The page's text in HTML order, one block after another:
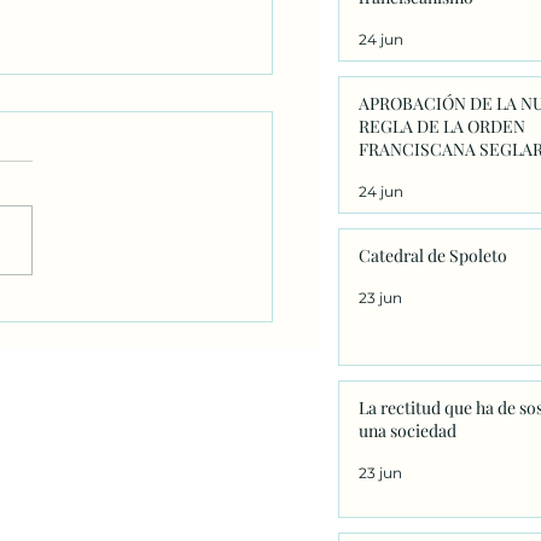
24 jun
APROBACIÓN DE LA
REGLA DE LA ORDEN
FRANCISCANA
24 jun
Catedral de Spoleto
23 jun
La rectitud que ha de
una sociedad
23 jun